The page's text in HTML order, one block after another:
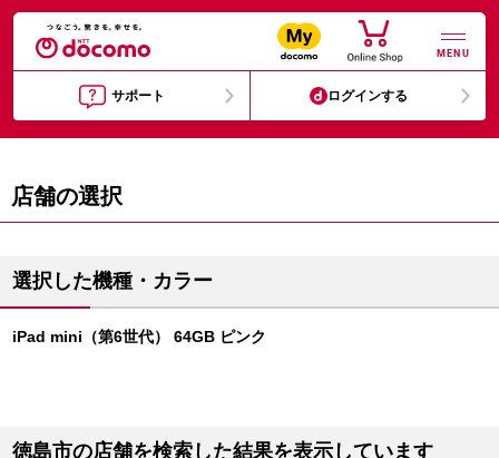
MENU
サポート ログインする
店舗の選択
選択した機種・カラー
iPad mini（第6世代） 64GB ピンク
徳島市の店舗を検索した結果を表示しています